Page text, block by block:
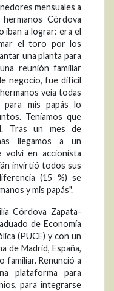
mensuales a
Córdova
iban a lograr: era el
el toro por los
una planta para
reunión familiar
negocio, fue difícil
veía todas
mis papás lo
Teníamos que
Tras un mes de
llegamos a un
volví en accionista
invirtió todos sus
(15 %) se
y mis papás".
Córdova Zapata-
de Economía
(PUCE) y con un
de Madrid, España,
familiar. Renunció a
plataforma para
para integrarse